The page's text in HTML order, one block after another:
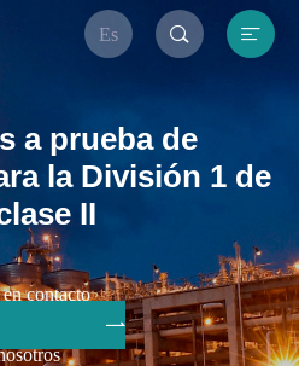
Es  
a prueba de
la División 1 de
II
contacto
